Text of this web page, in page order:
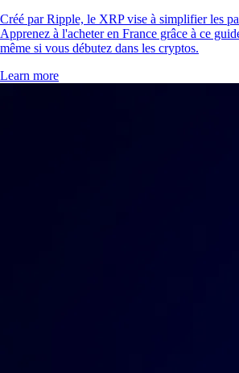
Créé par Ripple, le XRP vise à simplifier les
Apprenez à l'acheter en France grâce à ce
même si vous débutez dans les cryptos.
Learn more